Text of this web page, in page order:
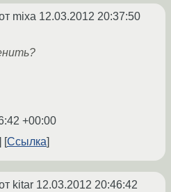
mixa 12.03.2012 20:37:50
+00:00
Ссылка
kitar 12.03.2012 20:46:42